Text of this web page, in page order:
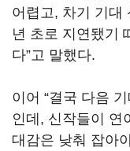
어렵고, 차기 기대
년 초로 지연됐기
다”고 말했다.
이어 “결국 다음
인데, 신작들이 연
대감은 낮춰 잡아